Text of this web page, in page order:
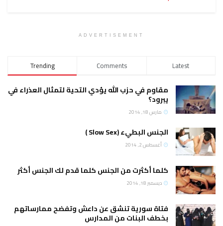
ADVERTISEMENT
Trending Comments Latest
مقاوم في حزب الله يؤدي التحية لتمثال العذراء في
يبرود؟
مارس 18, 2014
الجنس البطيء (Slow Sex )
أغسطس 2, 2014
كلما أكثرت من الجنس كلما قدم لك الجنس أكثر
ديسمبر 18, 2014
فتاة سورية تنشق عن داعش وتفضح ممارساتهم
بخطف البنات من المدارس